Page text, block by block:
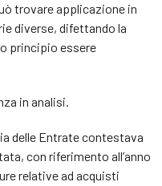
trovare applicazione in
diverse, difettando la
principio essere
in analisi.
delle Entrate contestava
con riferimento all’anno
relative ad acquisti